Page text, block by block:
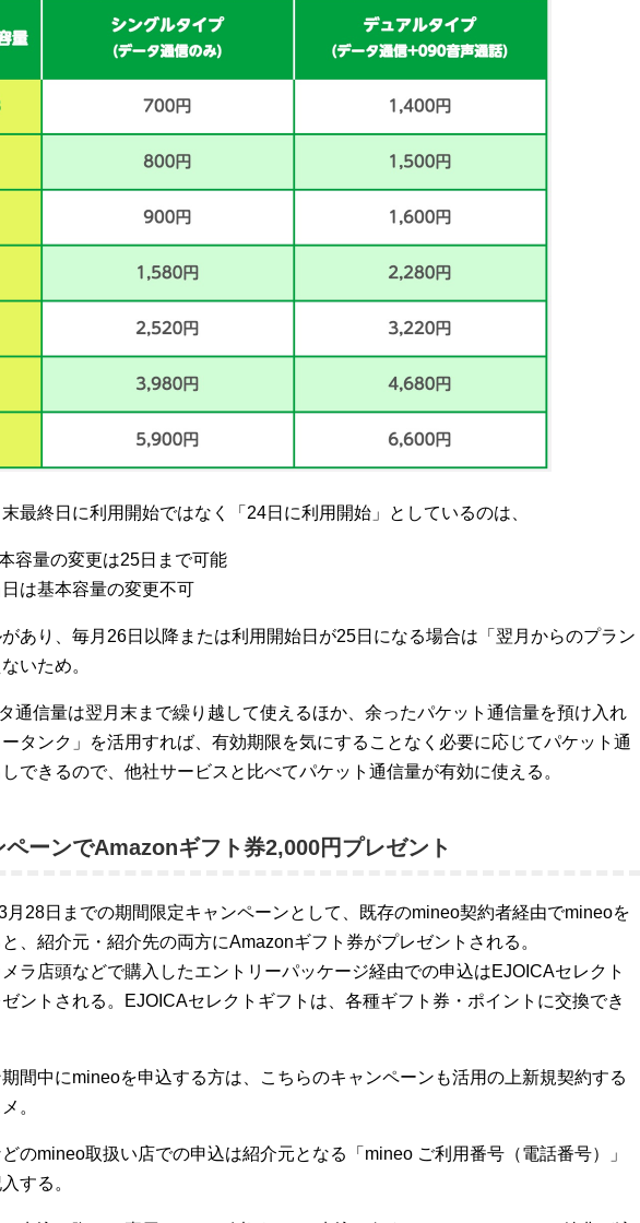
末最終日に利用開始ではなく「24日に利用開始」としているのは、
容量の変更は25日まで可能
日は基本容量の変更不可
あり、毎月26日以降または利用開始日が25日になる場合は「翌月からのプラン
いため。
通信量は翌月末まで繰り越して使えるほか、余ったパケット通信量を預け入れ
タンク」を活用すれば、有効期限を気にすることなく必要に応じてパケット通
できるので、他社サービスと比べてパケット通信量が有効に使える。
ペーンでAmazonギフト券2,000円プレゼント
月28日までの期間限定キャンペーンとして、既存のmineo契約者経由でmineoを
、紹介元・紹介先の両方にAmazonギフト券がプレゼントされる。
ラ店頭などで購入したエントリーパッケージ経由での申込はEJOICAセレクト
ントされる。EJOICAセレクトギフトは、各種ギフト券・ポイントに交換でき
間中にmineoを申込する方は、こちらのキャンペーンも活用の上新規契約する
。
のmineo取扱い店での申込は紹介元となる「mineo ご利用番号（電話番号）」
する。